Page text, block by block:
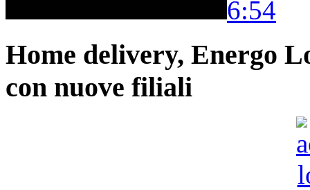
6:54
Home delivery, Energo
con nuove filiali